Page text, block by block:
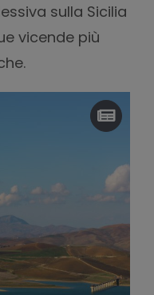
sulla Sicilia
vicende più